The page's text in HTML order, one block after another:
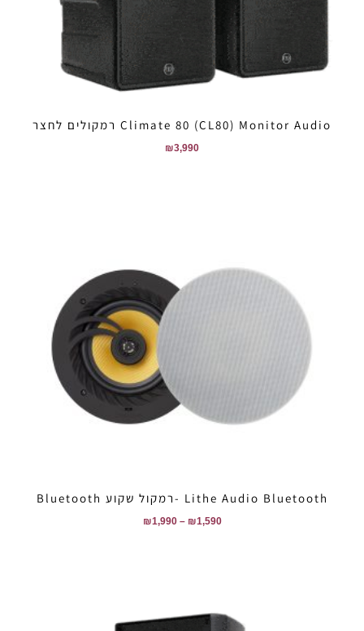
Climate 80 (CL80) Monitor Audio רמקולים לחצר
₪3,990
Lithe Audio Bluetooth -רמקול שקוע Bluetooth
₪1,590
–
₪1,990